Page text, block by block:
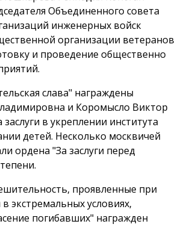
Объединенного совета
инженерных войск
организации ветеранов
и проведение общественно
слава" награждены
и Коромысло Виктор
в укреплении института
детей. Несколько москвичей
ордена "За заслуги перед
проявленные при
экстре­мальных условиях,
погибавших" награжден